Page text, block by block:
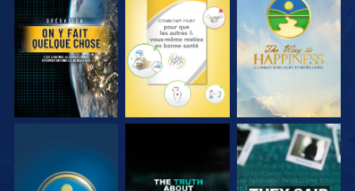
REGARDER REGARDER REGARDER
REGARDER REGARDER REGARDER